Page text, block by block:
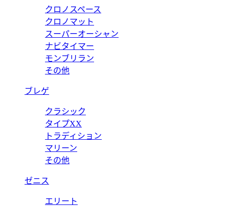
クロノスペース
クロノマット
スーパーオーシャン
ナビタイマー
モンブリラン
その他
ブレゲ
クラシック
タイプXX
トラディション
マリーン
その他
ゼニス
エリート